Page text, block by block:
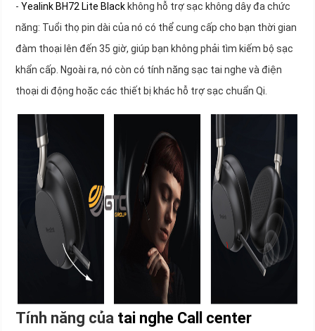
- Yealink BH72 Lite Black không hỗ trợ sạc không dây đa chức
năng: Tuổi thọ pin dài của nó có thể cung cấp cho bạn thời gian
đàm thoại lên đến 35 giờ, giúp bạn không phải tìm kiếm bộ sạc
khẩn cấp. Ngoài ra, nó còn có tính năng sạc tai nghe và điện
thoại di động hoặc các thiết bị khác hỗ trợ sạc chuẩn Qi.
Tính năng của tai nghe Call center